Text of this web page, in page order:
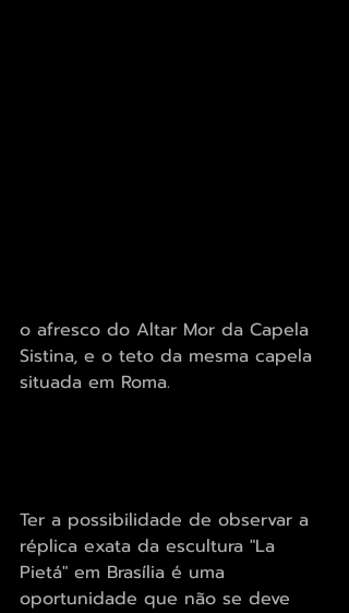
o afresco do Altar Mor da Capela
Sistina, e o teto da mesma capela
situada em Roma.
Ter a possibilidade de observar a
réplica exata da escultura "La
Pietá" em Brasília é uma
oportunidade que não se deve